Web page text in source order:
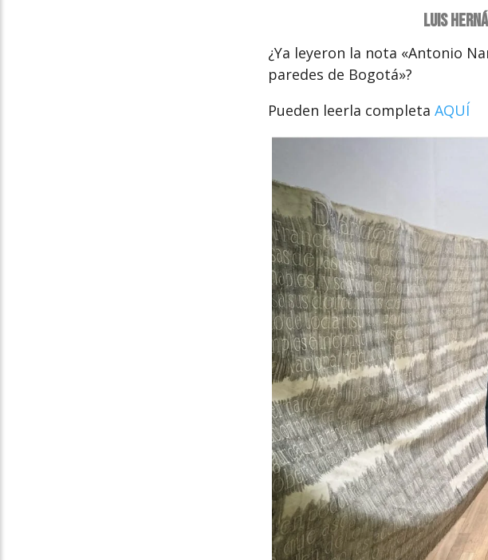
Luis
¿Ya leyeron la nota «Antonio
paredes de Bogotá»?
Pueden leerla completa AQUÍ